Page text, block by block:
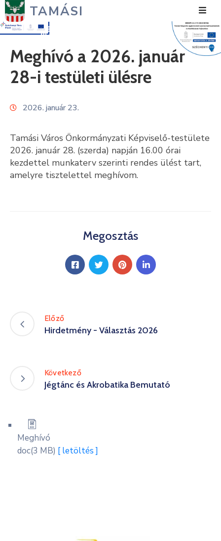
TAMÁSI
Városunk
Polgármesteri
Közérdekű
Turizmus
Meghívó a 2026. január
28-i testületi ülésre
2026. január 23.
Tamási Város Önkormányzati Képviselő-testülete
2026. január 28. (szerda) napján 16.00 órai
kezdettel munkaterv szerinti rendes ülést tart,
amelyre tisztelettel meghívom.
Megosztás
Előző
Hirdetmény - Választás 2026
Következő
Jégtánc és Akrobatika Bemutató
Meghívó
doc(3 MB) [ letöltés ]